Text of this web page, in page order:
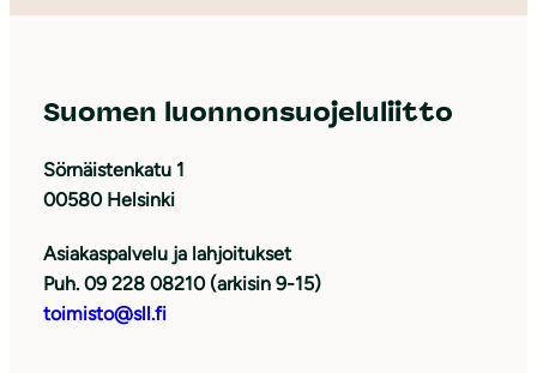
Suomen luonnonsuojeluliitto
Sörnäistenkatu 1
00580 Helsinki
Asiakaspalvelu ja lahjoitukset
Puh. 09 228 08210 (arkisin 9-15)
toimisto@sll.fi